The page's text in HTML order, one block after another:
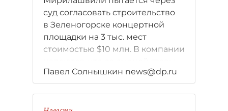
суд согласовать строительство
в Зеленогорске концертной
площадки на 3 тыс. мест
стоимостью $10 млн. В компании
комитета по строительству,
процесс сдвинется с мертвой
Павел Солнышкин news@dp.ru